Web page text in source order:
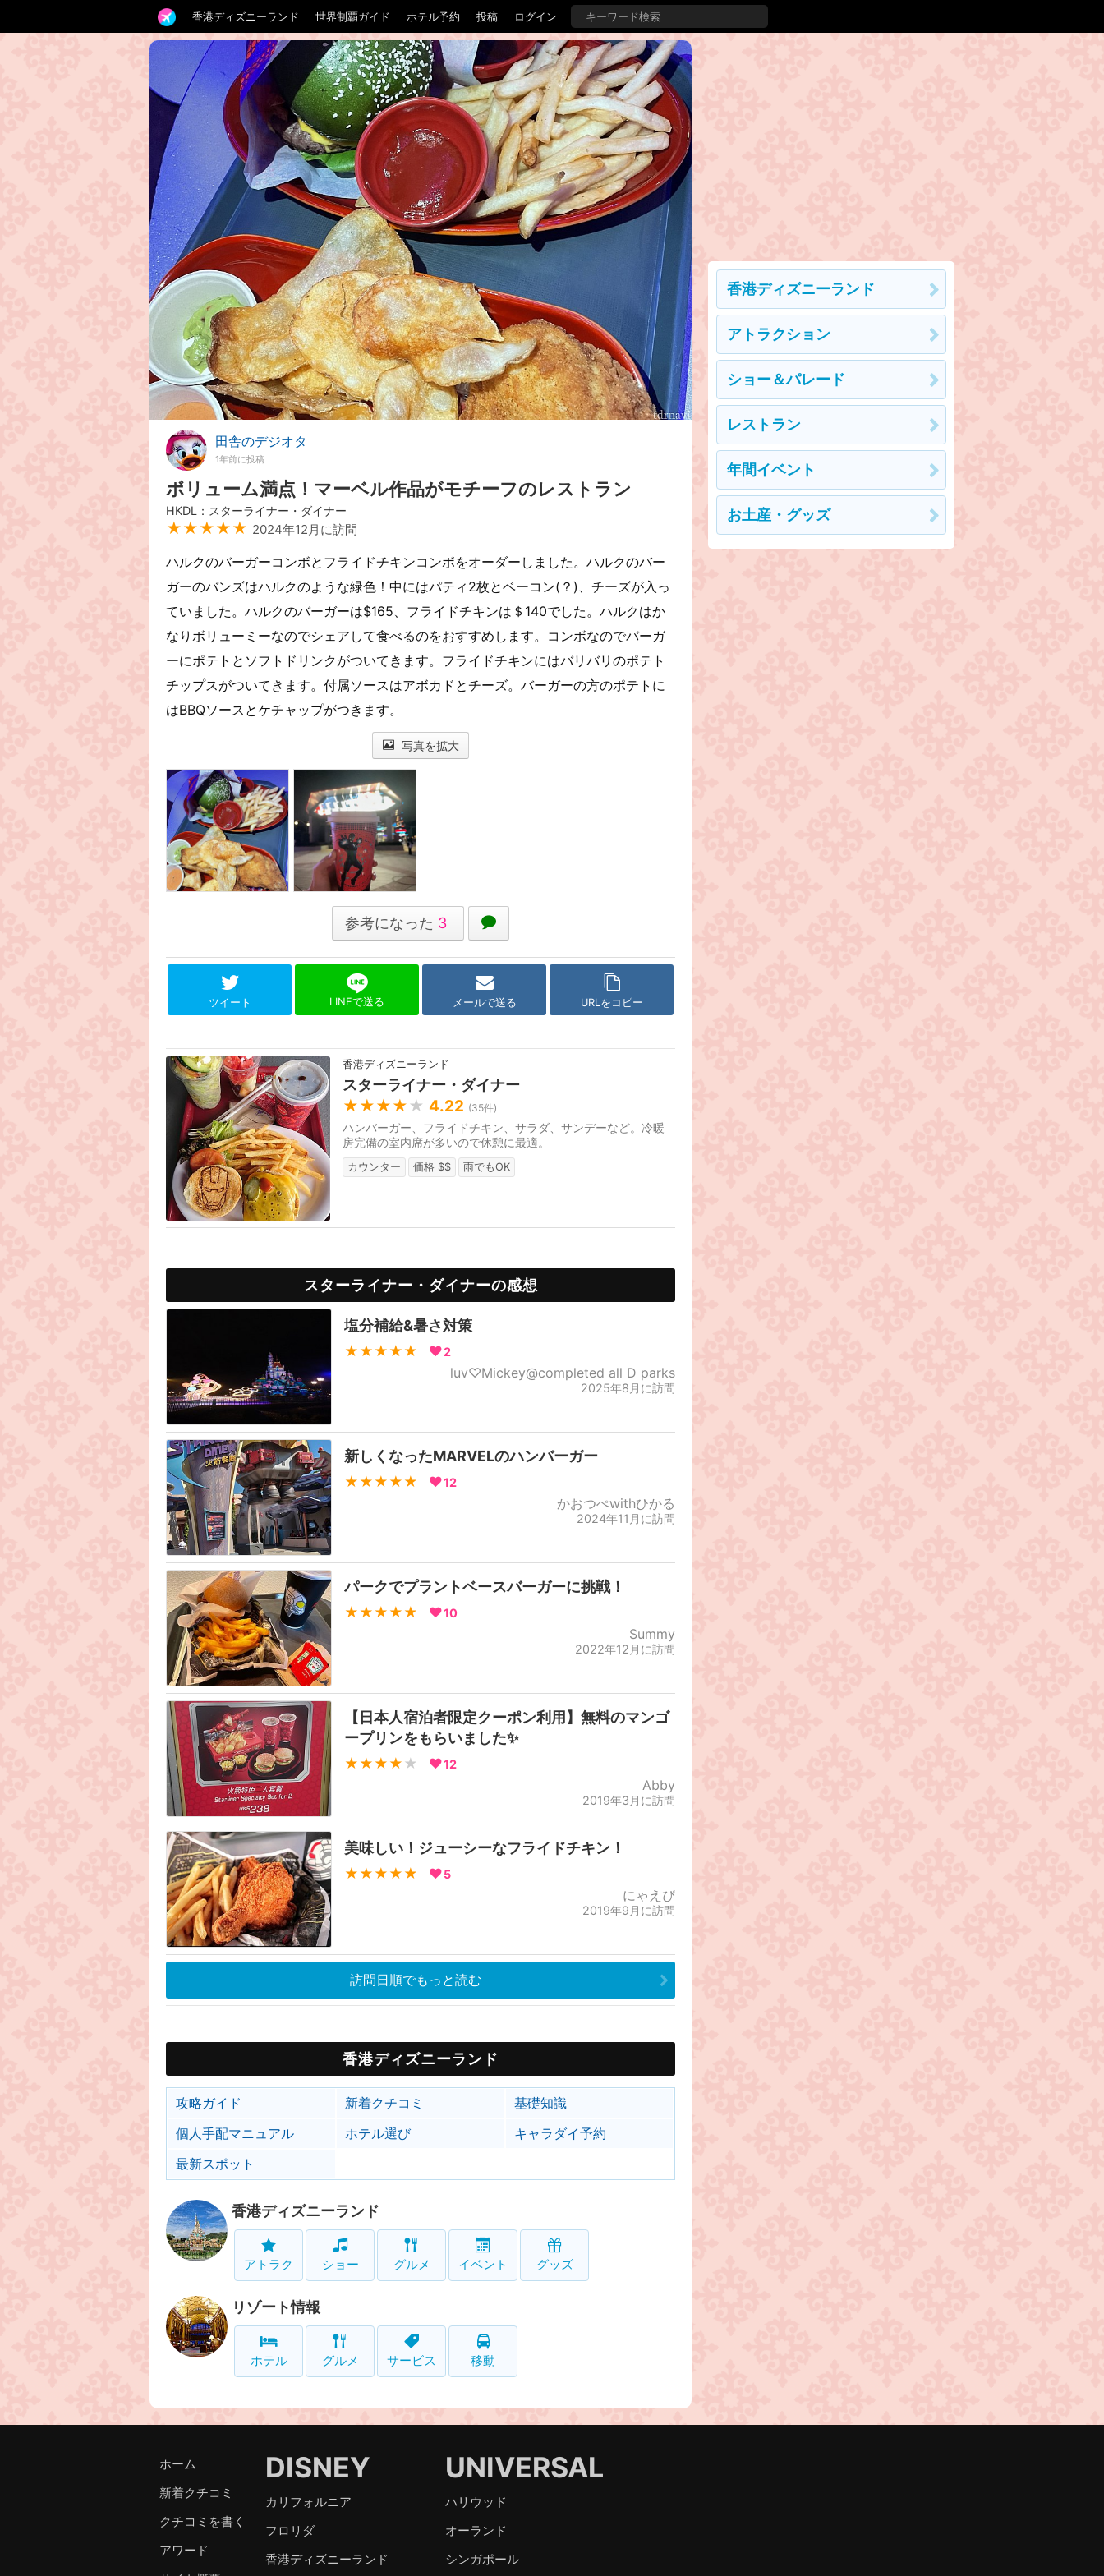
香港ディズニーランド 世界制覇ガイド ホテル予約 投稿 ログイン
田舎のデジオタ
1年前に投稿
ボリューム満点！マーベル作品がモチーフのレストラン
HKDL：スターライナー・ダイナー
★★★★★ 2024年12月に訪問
ハルクのバーガーコンボとフライドチキンコンボをオーダーしました。ハルクのバー
ガーのバンズはハルクのような緑色！中にはパティ2枚とベーコン(？)、チーズが入っ
ていました。ハルクのバーガーは$165、フライドチキンは＄140でした。ハルクはか
なりボリューミーなのでシェアして食べるのをおすすめします。コンボなのでバーガ
ーにポテトとソフトドリンクがついてきます。フライドチキンにはバリバリのポテト
チップスがついてきます。付属ソースはアボカドとチーズ。バーガーの方のポテトに
はBBQソースとケチャップがつきます。
写真を拡大
参考になった 3
ツイート LINEで送る メールで送る URLをコピー
香港ディズニーランド
スターライナー・ダイナー
★★★★ ★ 4.22 (35件)
ハンバーガー、フライドチキン、サラダ、サンデーなど。冷暖
房完備の室内席が多いので休憩に最適。
カウンター 価格 $$ 雨でもOK
スターライナー・ダイナーの感想
塩分補給&暑さ対策
★★★★★ 2
luv♡Mickey@completed all D parks
2025年8月に訪問
新しくなったMARVELのハンバーガー
★★★★★ 12
かおつぺwithひかる
2024年11月に訪問
パークでプラントベースバーガーに挑戦！
★★★★★ 10
Summy
2022年12月に訪問
【日本人宿泊者限定クーポン利用】無料のマンゴ
ープリンをもらいました✨
★★★★ ★ 12
Abby
2019年3月に訪問
美味しい！ジューシーなフライドチキン！
★★★★★ 5
にゃえぴ
2019年9月に訪問
訪問日順でもっと読む
香港ディズニーランド
攻略ガイド 新着クチコミ
基礎知識
個人手配マニュアル
ホテル選び
キャラダイ予約
最新スポット
香港ディズニーランド
アトラク ショー グルメ イベント グッズ
リゾート情報
ホテル グルメ サービス 移動
香港ディズニーランド
アトラクション
ショー＆パレード
レストラン
年間イベント
お土産・グッズ
ホーム
新着クチコミ
クチコミを書く
アワード
DISNEY
カリフォルニア
フロリダ
香港ディズニーランド
UNIVERSAL
ハリウッド
オーランド
シンガポール